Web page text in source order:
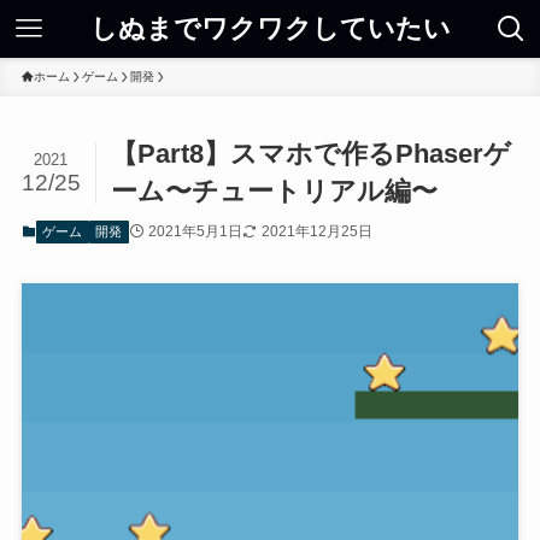
しぬまでワクワクしていたい
ホーム ゲーム 開発
【Part8】スマホで作るPhaserゲ
ーム〜チュートリアル編〜
2021
12/25
ゲーム 開発 2021年5月1日 2021年12月25日